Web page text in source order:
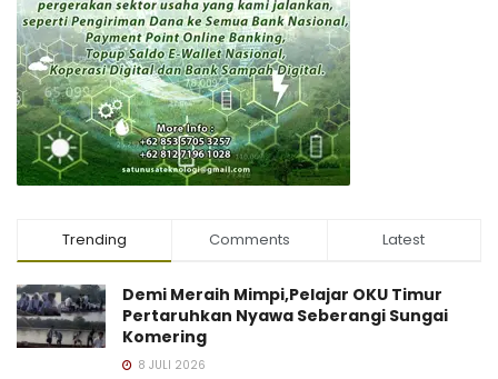
Trending Comments Latest
Demi Meraih Mimpi,Pelajar OKU Timur
Pertaruhkan Nyawa Seberangi Sungai
Komering
8 JULI 2026